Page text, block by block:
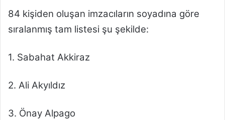
84 kişiden oluşan imzacıların soyadına göre
sıralanmış tam listesi şu şekilde:
1. Sabahat Akkiraz
2. Ali Akyıldız
3. Önay Alpago